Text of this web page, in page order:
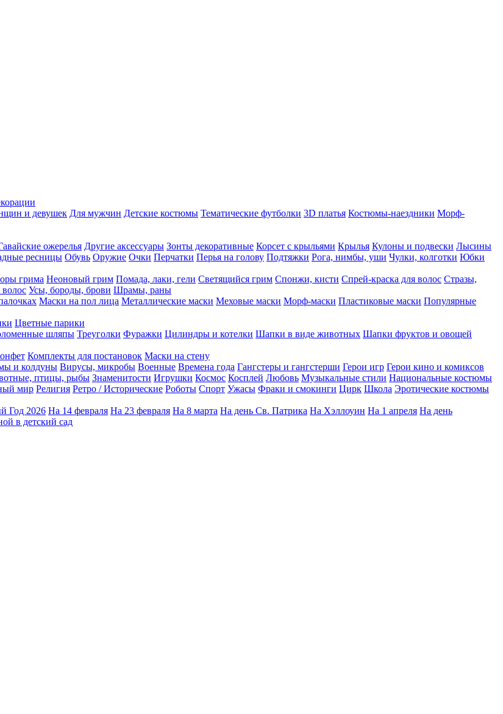
и девушек Для мужчин Детские костюмы Тематические футболки 3D платья Костюмы-наездники Морф-
ожерелья Другие аксессуары Зонты декоративные Корсет с крыльями Крылья Кулоны и подвески Лысины
ресницы Обувь Оружие Очки Перчатки Перья на голову Подтяжки Рога, нимбы, уши Чулки, колготки Юбки
грима Неоновый грим Помада, лаки, гели Светящийся грим Спонжи, кисти Спрей-краска для волос Стразы,
Усы, бороды, брови Шрамы, раны
Маски на пол лица Металлические маски Меховые маски Морф-маски Пластиковые маски Популярные
Цветные парики
шляпы Треуголки Фуражки Цилиндры и котелки Шапки в виде животных Шапки фруктов и овощей
Комплекты для постановок Маски на стену
и колдуны Вирусы, микробы Военные Времена года Гангстеры и гангстерши Герои игр Герои кино и комиксов
птицы, рыбы Знаменитости Игрушки Космос Косплей Любовь Музыкальные стили Национальные костюмы
мир Религия Ретро / Исторические Роботы Спорт Ужасы Фраки и смокинги Цирк Школа Эротические костюмы
Год 2026 На 14 февраля На 23 февраля На 8 марта На день Св. Патрика На Хэллоуин На 1 апреля На день
в детский сад